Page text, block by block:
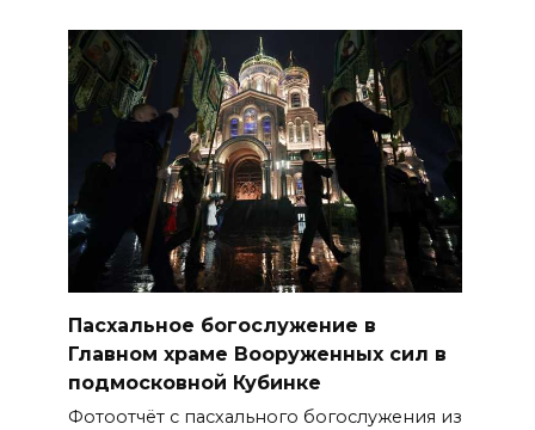
Пасхальное богослужение в
Главном храме Вооруженных сил в
подмосковной Кубинке
Фотоотчёт с пасхального богослужения из